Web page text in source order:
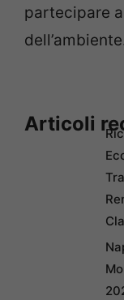
partecipare
Articoli